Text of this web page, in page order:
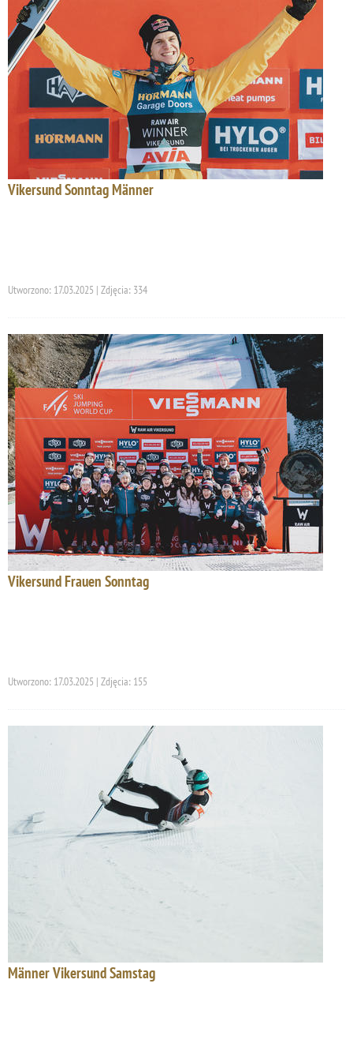
Vikersund Sonntag Männer
Utworzono: 17.03.2025 | Zdjęcia: 334
Vikersund Frauen Sonntag
Utworzono: 17.03.2025 | Zdjęcia: 155
Männer Vikersund Samstag